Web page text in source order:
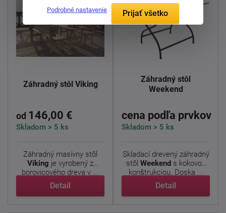
Záhradný stôl Viking
od 146,00 €
Skladom > 5 ks
Záhradný masívny stôl
Viking je vyrobený z
borovicového dreva v ...
Detail
Záhradný stôl
Weekend
cena podľa prvkov
Skladom > 5 ks
Skladací drevený záhradný
stôl Weekends kokovou
konštrukciou. Doska ...
Detail
Podrobné nastavenie Prijať všetko